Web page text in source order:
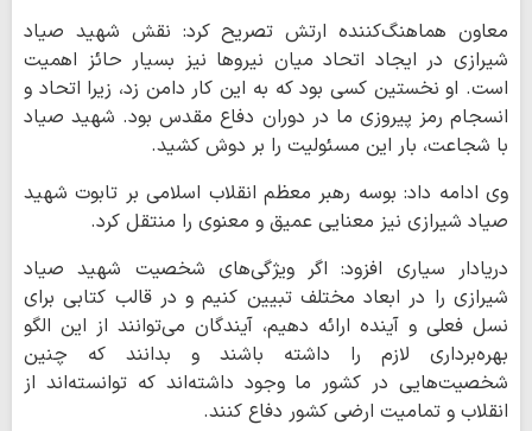
معاون هماهنگ‌کننده ارتش تصریح کرد: نقش شهید صیاد
شیرازی در ایجاد اتحاد میان نیروها نیز بسیار حائز اهمیت
است. او نخستین کسی بود که به این کار دامن زد، زیرا اتحاد و
انسجام رمز پیروزی ما در دوران دفاع مقدس بود. شهید صیاد
با شجاعت، بار این مسئولیت را بر دوش کشید.
وی ادامه داد: بوسه رهبر معظم انقلاب اسلامی بر تابوت شهید
صیاد شیرازی نیز معنایی عمیق و معنوی را منتقل کرد.
دریادار سیاری افزود: اگر ویژگی‌های شخصیت شهید صیاد
شیرازی را در ابعاد مختلف تبیین کنیم و در قالب کتابی برای
نسل فعلی و آینده ارائه دهیم، آیندگان می‌توانند از این الگو
بهره‌برداری لازم را داشته باشند و بدانند که چنین
شخصیت‌هایی در کشور ما وجود داشته‌اند که توانسته‌اند از
انقلاب و تمامیت ارضی کشور دفاع کنند.